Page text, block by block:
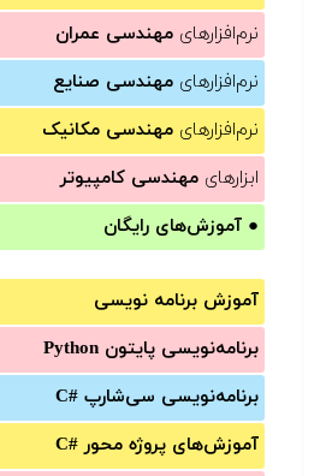
نرم‌افزارهای مهندسی عمران
نرم‌افزارهای مهندسی صنایع
نرم‌افزارهای مهندسی مکانیک
ابزارهای مهندسی کامپیوتر
● آموزش‌های رایگان
آموزش برنامه نویسی
برنامه‌نویسی پایتون Python
برنامه‌‌نویسی سی‌شارپ C#‎
آموزش‌های پروژه محور #C